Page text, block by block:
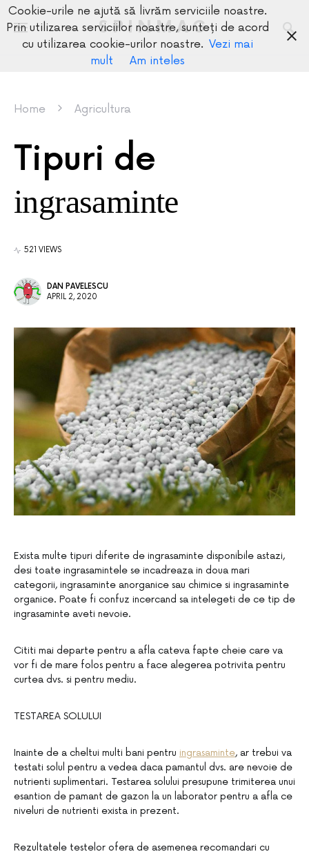
SPINMAG
Home Agricultura
Tipuri de
ingrasaminte
521 VIEWS
DAN PAVELESCU
APRIL 2, 2020
Exista multe tipuri diferite de ingrasaminte disponibile astazi,
desi toate ingrasamintele se incadreaza in doua mari
categorii, ingrasaminte anorganice sau chimice si ingrasaminte
organice. Poate fi confuz incercand sa intelegeti de ce tip de
ingrasaminte aveti nevoie.
Cititi mai departe pentru a afla cateva fapte cheie care va
vor fi de mare folos pentru a face alegerea potrivita pentru
curtea dvs. si pentru mediu.
TESTAREA SOLULUI
Inainte de a cheltui multi bani pentru ingrasaminte, ar trebui va
testati solul pentru a vedea daca pamantul dvs. are nevoie de
nutrienti suplimentari. Testarea solului presupune trimiterea unui
esantion de pamant de gazon la un laborator pentru a afla ce
niveluri de nutrienti exista in prezent.
Rezultatele testelor ofera de asemenea recomandari cu
Cookie-urile ne ajută să livrăm serviciile noastre.
Prin utilizarea serviciilor noastre, sunteți de acord
cu utilizarea cookie-urilor noastre. Vezi mai
mult
Am inteles